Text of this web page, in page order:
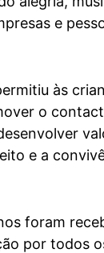
e
às
o
e a
foram
por todos